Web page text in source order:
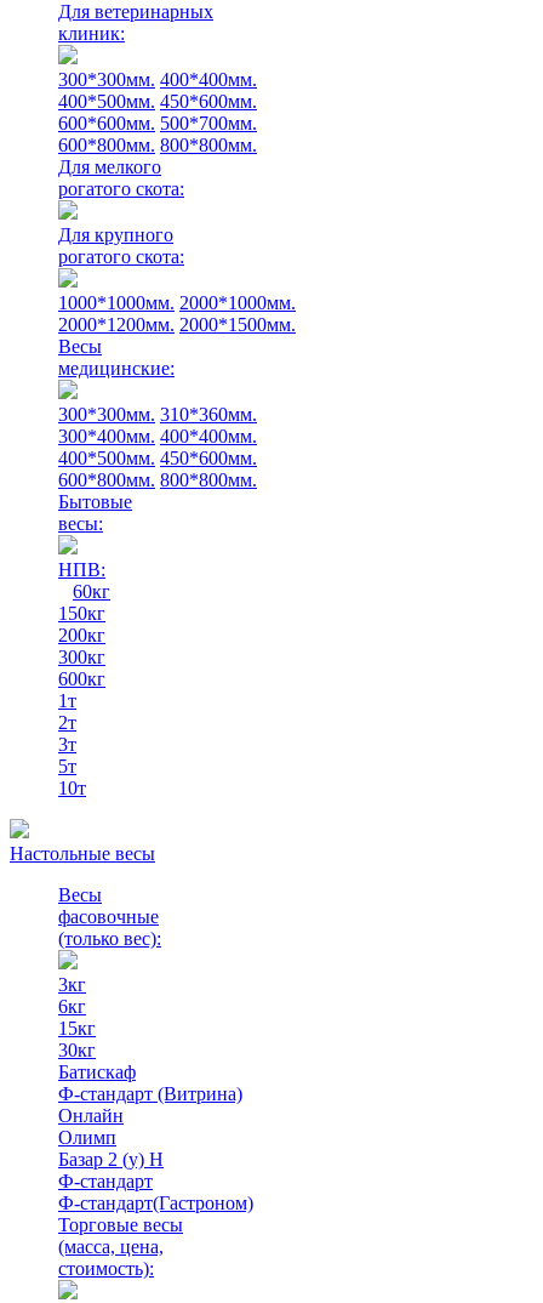
Для ветеринарных
клиник:
300*300мм. 400*400мм.
400*500мм. 450*600мм.
600*600мм. 500*700мм.
600*800мм. 800*800мм.
Для мелкого
рогатого скота:
Для крупного
рогатого скота:
1000*1000мм. 2000*1000мм.
2000*1200мм. 2000*1500мм.
Весы
медицинские:
300*300мм. 310*360мм.
300*400мм. 400*400мм.
400*500мм. 450*600мм.
600*800мм. 800*800мм.
Бытовые
весы:
НПВ:
60кг
150кг
200кг
300кг
600кг
1т
2т
3т
5т
10т
Настольные весы
Весы
фасовочные
(только вес):
3кг
6кг
15кг
30кг
Батискаф
Ф-стандарт (Витрина)
Онлайн
Олимп
Базар 2 (у) Н
Ф-стандарт
Ф-стандарт(Гастроном)
Торговые весы
(масса, цена,
стоимость):